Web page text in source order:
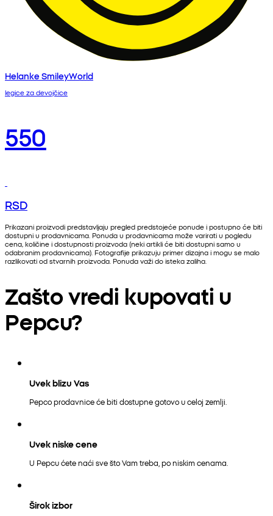
Helanke SmileyWorld
legice za devojčice
550
RSD
Prikazani proizvodi predstavljaju pregled predstojeće ponude i postupno će biti
dostupni u prodavnicama. Ponuda u prodavnicama može varirati u pogledu
cena, količine i dostupnosti proizvoda (neki artikli će biti dostupni samo u
odabranim prodavnicama). Fotografije prikazuju primer dizajna i mogu se malo
razlikovati od stvarnih proizvoda. Ponuda važi do isteka zaliha.
Zašto vredi kupovati u
Pepcu?
Uvek blizu Vas
Pepco prodavnice će biti dostupne gotovo u celoj zemlji.
Uvek niske cene
U Pepcu ćete naći sve što Vam treba, po niskim cenama.
Širok izbor